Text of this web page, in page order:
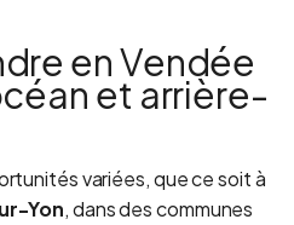
en Vendée
et arrière-
variées, que ce soit à
Yon, dans des communes